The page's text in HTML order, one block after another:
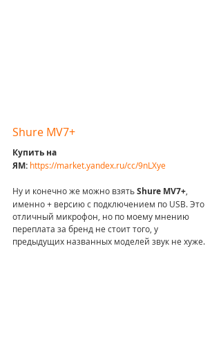
Shure MV7+
Купить на
ЯМ: https://market.yandex.ru/cc/9nLXye
Ну и конечно же можно взять Shure MV7+
именно + версию с подключением по USB. Это
отличный микрофон, но по моему мнению
переплата за бренд не стоит того, у
предыдущих названных моделей звук не хуже.